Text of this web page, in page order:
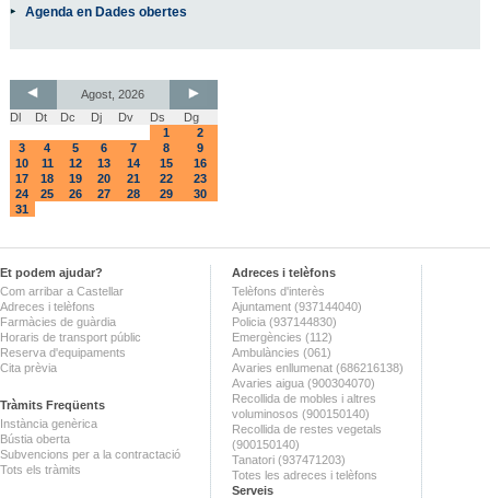
Agenda en Dades obertes
Agost, 2026
Dl
Dt Dc Dj Dv Ds
Dg
1
2
3
4 5 6 7 8
9
10
11 12 13 14 15
16
17
18 19 20 21 22
23
24
25 26 27 28 29
30
31
Et podem ajudar?
Com arribar a Castellar
Adreces i telèfons
Farmàcies de guàrdia
Horaris de transport públic
Reserva d'equipaments
Cita prèvia
Tràmits Freqüents
Instància genèrica
Bústia oberta
Subvencions per a la contractació
Tots els tràmits
Adreces i telèfons
Telèfons d'interès
Ajuntament (937144040)
Policia (937144830)
Emergències (112)
Ambulàncies (061)
Avaries enllumenat (686216138)
Avaries aigua (900304070)
Recollida de mobles i altres
voluminosos (900150140)
Recollida de restes vegetals
(900150140)
Tanatori (937471203)
Totes les adreces i telèfons
Serveis